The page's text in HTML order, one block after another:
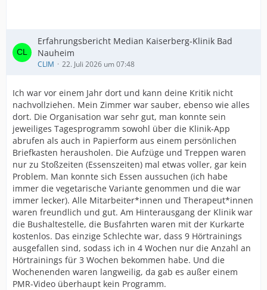
Erfahrungsbericht Median Kaiserberg-Klinik Bad
Nauheim
CLIM 22. Juli 2026 um 07:48
Ich war vor einem Jahr dort und kann deine Kritik nicht
nachvollziehen. Mein Zimmer war sauber, ebenso wie alles
dort. Die Organisation war sehr gut, man konnte sein
jeweiliges Tagesprogramm sowohl über die Klinik-App
abrufen als auch in Papierform aus einem persönlichen
Briefkasten herausholen. Die Aufzüge und Treppen waren
nur zu Stoßzeiten (Essenszeiten) mal etwas voller, gar kein
Problem. Man konnte sich Essen aussuchen (ich habe
immer die vegetarische Variante genommen und die war
immer lecker). Alle Mitarbeiter*innen und Therapeut*innen
waren freundlich und gut. Am Hinterausgang der Klinik war
die Bushaltestelle, die Busfahrten waren mit der Kurkarte
kostenlos. Das einzige Schlechte war, dass 9 Hörtrainings
ausgefallen sind, sodass ich in 4 Wochen nur die Anzahl an
Hörtrainings für 3 Wochen bekommen habe. Und die
Wochenenden waren langweilig, da gab es außer einem
PMR-Video überhaupt kein Programm.